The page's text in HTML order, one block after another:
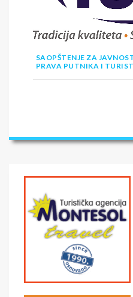
SAOPŠTENJE ZA
PRAVA PUTNIKA I